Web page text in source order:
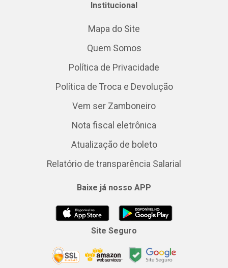
Institucional
Mapa do Site
Quem Somos
Política de Privacidade
Política de Troca e Devolução
Vem ser Zamboneiro
Nota fiscal eletrônica
Atualização de boleto
Relatório de transparência Salarial
Baixe já nosso APP
Site Seguro